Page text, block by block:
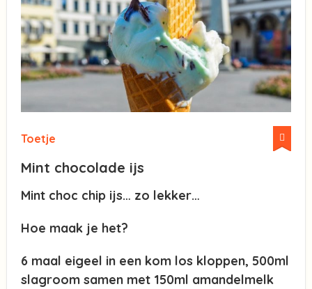
Toetje
Mint chocolade ijs
Mint choc chip ijs… zo lekker…
Hoe maak je het?
6 maal eigeel in een kom los kloppen, 500ml
slagroom samen met 150ml amandelmelk